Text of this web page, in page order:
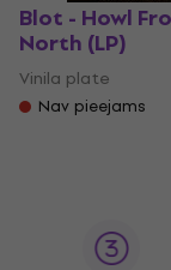
Blot - Howl
North (LP)
Vinila plate
Nav pieejams